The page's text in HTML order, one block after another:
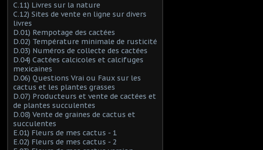
C.11) Livres sur la nature
C.12) Sites de vente en ligne sur divers
livres
D.01) Rempotage des cactées
D.02) Température minimale de rusticité
D.03) Numéros de collecte des cactées
D.04) Cactées calcicoles et calcifuges
mexicaines
D.06) Questions Vrai ou Faux sur les
cactus et les plantes grasses
D.07) Producteurs et vente de cactées et
de plantes succulentes
D.08) Vente de graines de cactus et
succulentes
E.01) Fleurs de mes cactus - 1
E.02) Fleurs de mes cactus - 2